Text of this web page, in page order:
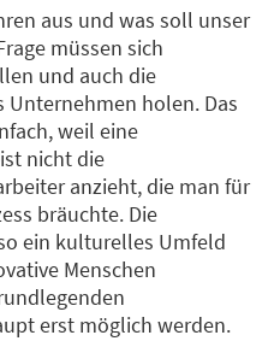
aus und was soll unser
müssen sich
und auch die
holen. Das
weil eine
nicht die
anzieht, die man für
bräuchte. Die
ein kulturelles Umfeld
Menschen
erst möglich werden.